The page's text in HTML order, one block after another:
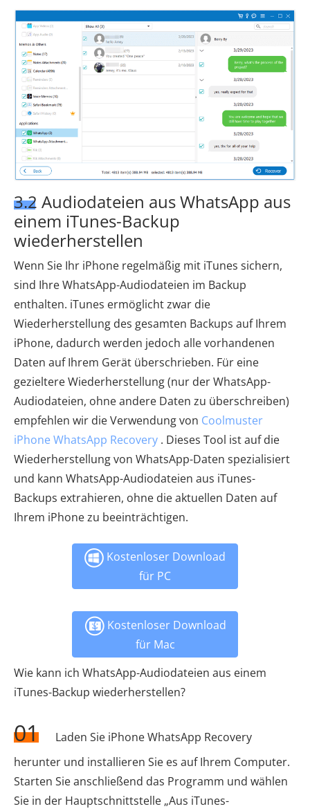
3.2 Audiodateien aus WhatsApp aus
einem iTunes-Backup
wiederherstellen
Wenn Sie Ihr iPhone regelmäßig mit iTunes sichern,
sind Ihre WhatsApp-Audiodateien im Backup
enthalten. iTunes ermöglicht zwar die
Wiederherstellung des gesamten Backups auf Ihrem
iPhone, dadurch werden jedoch alle vorhandenen
Daten auf Ihrem Gerät überschrieben. Für eine
gezieltere Wiederherstellung (nur der WhatsApp-
Audiodateien, ohne andere Daten zu überschreiben)
empfehlen wir die Verwendung von Coolmuster
iPhone WhatsApp Recovery . Dieses Tool ist auf die
Wiederherstellung von WhatsApp-Daten spezialisiert
und kann WhatsApp-Audiodateien aus iTunes-
Backups extrahieren, ohne die aktuellen Daten auf
Ihrem iPhone zu beeinträchtigen.
Kostenloser Download
für PC
Kostenloser Download
für Mac
Wie kann ich WhatsApp-Audiodateien aus einem
iTunes-Backup wiederherstellen?
01
Laden Sie iPhone WhatsApp Recovery
herunter und installieren Sie es auf Ihrem Computer.
Starten Sie anschließend das Programm und wählen
Sie in der Hauptschnittstelle „Aus iTunes-